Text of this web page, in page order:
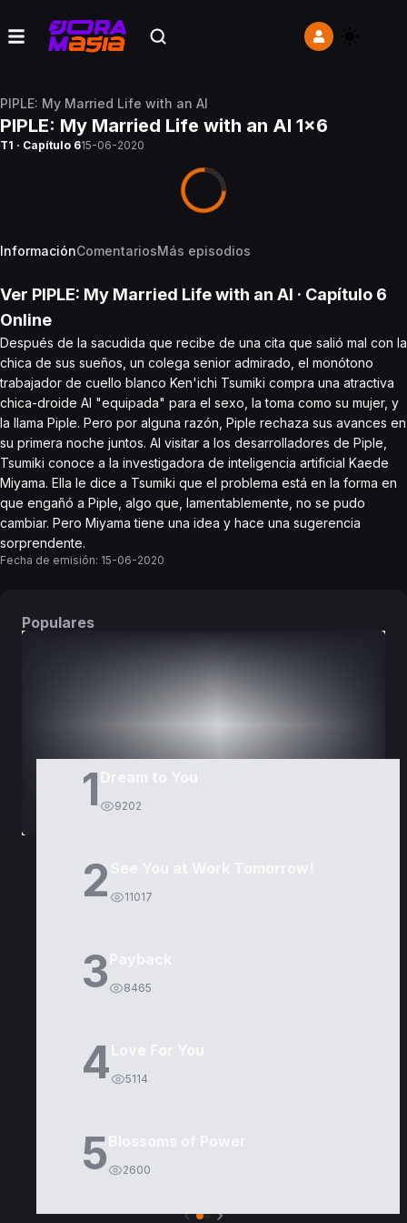
PIPLE: My Married Life with an AI
PIPLE: My Married Life with an AI 1x6
T1 · Capítulo 615-06-2020
InformaciónComentariosMás episodios
Ver PIPLE: My Married Life with an AI · Capítulo 6
Online
Después de la sacudida que recibe de una cita que salió mal con la
chica de sus sueños, un colega senior admirado, el monótono
trabajador de cuello blanco Ken'ichi Tsumiki compra una atractiva
chica-droide AI "equipada" para el sexo, la toma como su mujer, y
la llama Piple. Pero por alguna razón, Piple rechaza sus avances en
su primera noche juntos. Al visitar a los desarrolladores de Piple,
Tsumiki conoce a la investigadora de inteligencia artificial Kaede
Miyama. Ella le dice a Tsumiki que el problema está en la forma en
que engañó a Piple, algo que, lamentablemente, no se pudo
cambiar. Pero Miyama tiene una idea y hace una sugerencia
sorprendente.
Fecha de emisión: 15-06-2020
Populares
1 9202
2 11017
3 8465
4 5114
5 2600